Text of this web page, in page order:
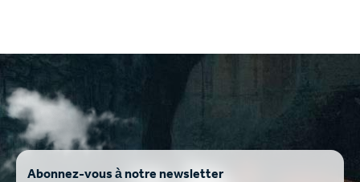
Abonnez-vous à notre newsletter